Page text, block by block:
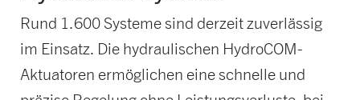
Rund 1.600 Systeme sind derzeit zuverlässig
im Einsatz. Die hydraulischen HydroCOM-
Aktuatoren ermöglichen eine schnelle und